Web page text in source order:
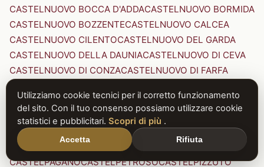
CASTELNUOVO BOCCA D'ADDACASTELNUOVO BORMIDA
CASTELNUOVO BOZZENTECASTELNUOVO CALCEA
CASTELNUOVO CILENTOCASTELNUOVO DEL GARDA
CASTELNUOVO DELLA DAUNIACASTELNUOVO DI CEVA
CASTELNUOVO DI CONZACASTELNUOVO DI FARFA
CASTELNUOVO DI PORTO CASTELNUOVO DON BOSCO
CASTELNUOVO MAGRACASTELNUOVO NIGRA
CASTELNUOVO PARANOCASTELNUOVO RANGONE
CASTELNUOVO SCRIVIA
CASTELNUOVO VAL DI CECINA
CASTELPAGANOCASTELPETROSOCASTELPIZZUTO
Utilizziamo cookie tecnici per il corretto funzionamento
del sito. Con il tuo consenso possiamo utilizzare cookie
statistici e pubblicitari. Scopri di più .
Accetta Rifiuta